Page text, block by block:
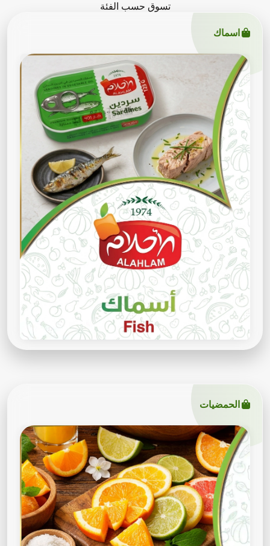
تسوق حسب الفئة
اسماك
الحمضيات